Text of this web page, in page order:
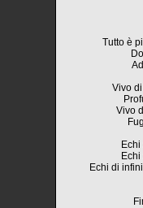
Tutto è
Vivo
Vivo
Echi di